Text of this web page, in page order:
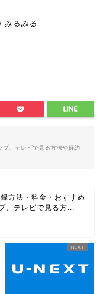
みるみる
プ、テレビで見る方法や解約
方法・料金・おすすめ
、テレビで見る方...